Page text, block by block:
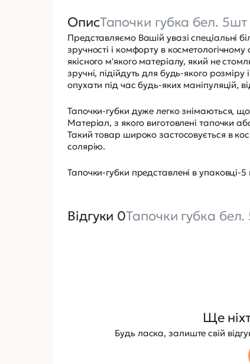
ОписТапочки губка бел.
Представляємо Вашій увазі спеціальні
зручності і комфорту в косметологічному
якісного м'якого матеріалу, який не
зручні, підійдуть для будь-якого
опухати під час будь-яких маніпуляцій,
Тапочки-губки дуже легко знімаються,
Матеріал, з якого виготовлені тапочки
Такий товар широко застосовується в
солярію.
Тапочки-губки представлені в упаковці-
Відгуки 0Тапочки губка
Ще
Будь ласка, залиште свій